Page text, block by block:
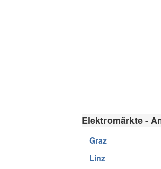
Elektromärkte -
Graz
Linz